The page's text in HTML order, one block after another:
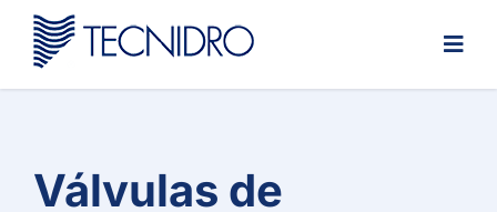
Skip
content
Válvulas de